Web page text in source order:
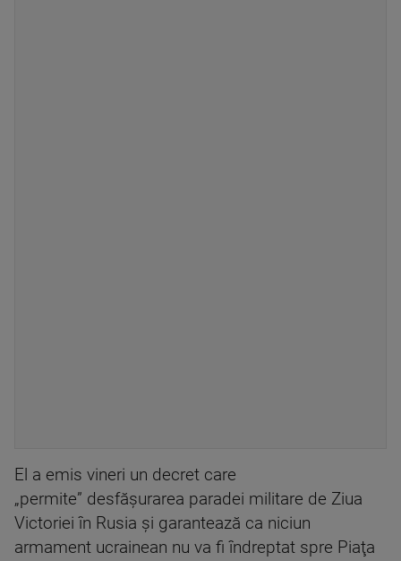
El a emis vineri un decret care
„permite” desfăşurarea paradei militare de Ziua
Victoriei în Rusia şi garantează ca niciun
armament ucrainean nu va fi îndreptat spre Piaţa